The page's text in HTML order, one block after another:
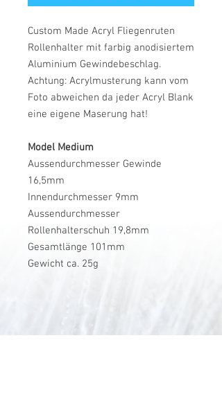
Custom Made Acryl Fliegenruten
Rollenhalter mit farbig anodisiertem
Aluminium Gewindebeschlag.
Achtung: Acrylmusterung kann vom
Foto abweichen da jeder Acryl Blank
eine eigene Maserung hat!
Model Medium
Aussendurchmesser Gewinde
16,5mm
Innendurchmesser 9mm
Aussendurchmesser
Rollenhalterschuh 19,8mm
Gesamtlänge 101mm
Gewicht ca. 25g